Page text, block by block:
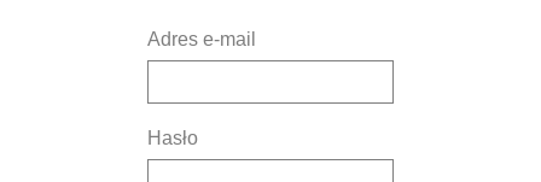
Adres e-mail
Hasło